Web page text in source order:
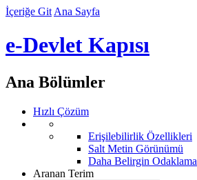
İçeriğe Git Ana Sayfa
e-Devlet Kapısı
Ana Bölümler
Hızlı Çözüm
Erişilebilirlik Özellikleri
Salt Metin Görünümü
Daha Belirgin Odaklama
Aranan Terim